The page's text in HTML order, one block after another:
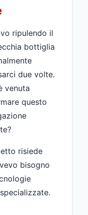
ripulendo il
bottiglia
due volte.
venuta
questo
risiede
bisogno